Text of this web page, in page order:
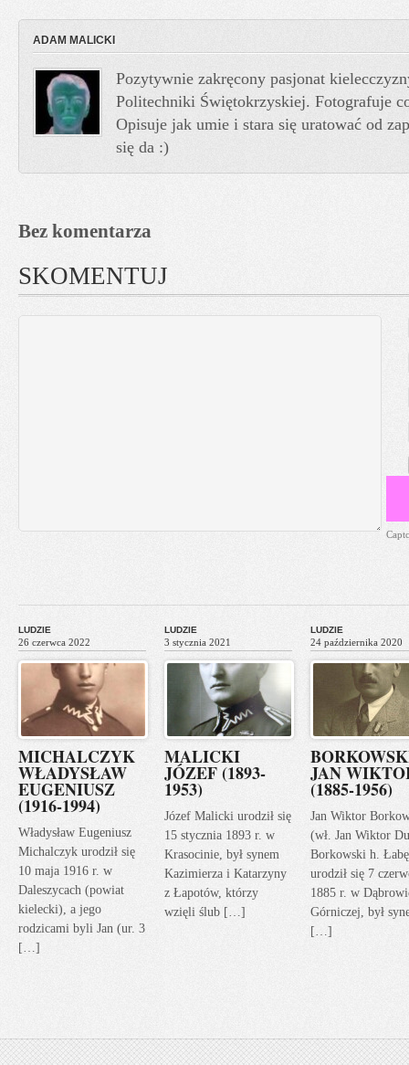
ADAM MALICKI
Pozytywnie zakręcony pasjonat
Politechniki Świętokrzyskiej. Fotografuje
Opisuje jak umie i stara się uratować od
się da :)
Bez komentarza
SKOMENTUJ
LUDZIE
26 czerwca 2022
MICHALCZYK
WŁADYSŁAW
EUGENIUSZ
(1916-1994)
Władysław Eugeniusz
Michalczyk urodził się
10 maja 1916 r. w
Daleszycach (powiat
kielecki), a jego
rodzicami byli Jan (ur. 3
[…]
LUDZIE
3 stycznia 2021
MALICKI
JÓZEF (1893-
1953)
Józef Malicki urodził się
15 stycznia 1893 r. w
Krasocinie, był synem
Kazimierza i Katarzyny
z Łapotów, którzy
wzięli ślub […]
LUDZIE
24 października 2020
JAN
(1885-1956)
Jan Wiktor
(wł. Jan Wiktor
Borkowski h.
urodził się 7
1885 r. w
Górniczej, był
[…]